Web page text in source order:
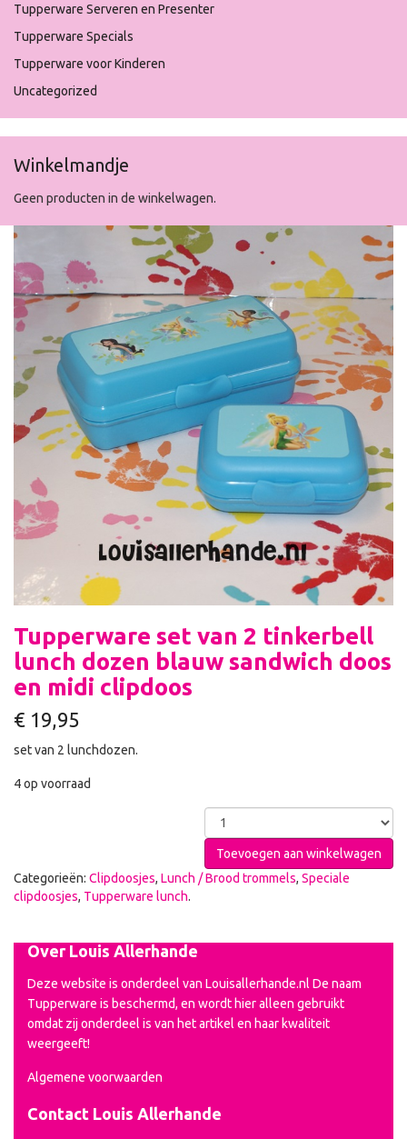
Tupperware Serveren en Presenter
Tupperware Specials
Tupperware voor Kinderen
Uncategorized
Winkelmandje
Geen producten in de winkelwagen.
Tupperware set van 2 tinkerbell
lunch dozen blauw sandwich doos
en midi clipdoos
€ 19,95
set van 2 lunchdozen.
4 op voorraad
Toevoegen aan winkelwagen
Categorieën: Clipdoosjes, Lunch / Brood trommels, Speciale
clipdoosjes, Tupperware lunch.
Over Louis Allerhande
Deze website is onderdeel van Louisallerhande.nl De naam
Tupperware is beschermd, en wordt hier alleen gebruikt
omdat zij onderdeel is van het artikel en haar kwaliteit
weergeeft!
Algemene voorwaarden
Contact Louis Allerhande